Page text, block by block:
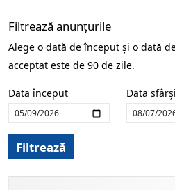
Filtrează anunțurile
Alege o dată de început și o dată
acceptat este de 90 de zile.
Data început Data
Filtrează